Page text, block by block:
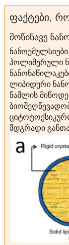
ფაქტები,
მოწინავე
პოლიმერული
ლიპიდური
წამლის
მდგრადი